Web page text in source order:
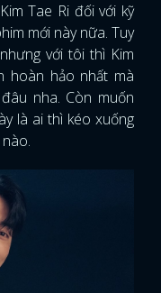
Tae Ri đối với kỹ
mới này nữa. Tuy
với tôi thì Kim
hoàn hảo nhất mà
nha. Còn muốn
là ai thì kéo xuống